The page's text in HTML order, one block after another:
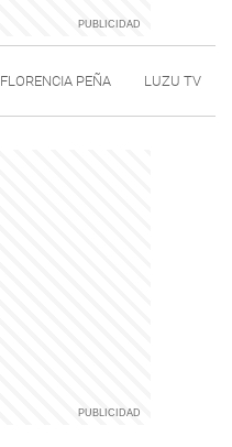
FLORENCIA PEÑA LUZU TV